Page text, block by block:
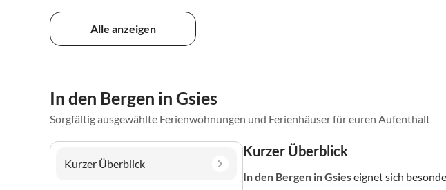
Alle anzeigen
In den Bergen in Gsies
Sorgfältig ausgewählte Ferienwohnungen und Ferienhäuser für euren Aufenthalt
Kurzer Überblick
Kurzer Überblick
In den Bergen in Gsieseignet sich